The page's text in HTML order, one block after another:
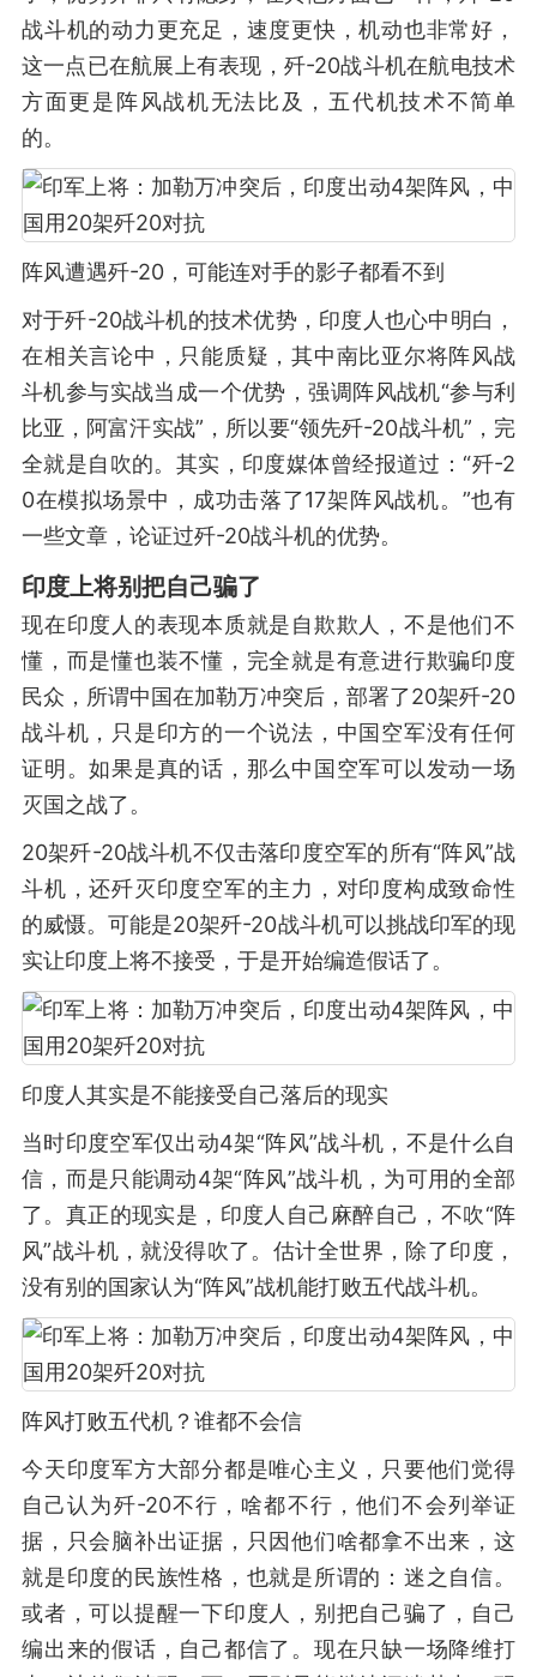
战斗机的动力更充足，速度更快，机动也非常好，
这一点已在航展上有表现，歼-20战斗机在航电技术
方面更是阵风战机无法比及，五代机技术不简单
的。
阵风遭遇歼-20，可能连对手的影子都看不到
对于歼-20战斗机的技术优势，印度人也心中明白，
在相关言论中，只能质疑，其中南比亚尔将阵风战
斗机参与实战当成一个优势，强调阵风战机“参与利
比亚，阿富汗实战”，所以要“领先歼-20战斗机”，完
全就是自吹的。其实，印度媒体曾经报道过：“歼-2
0在模拟场景中，成功击落了17架阵风战机。”也有
一些文章，论证过歼-20战斗机的优势。
印度上将别把自己骗了
现在印度人的表现本质就是自欺欺人，不是他们不
懂，而是懂也装不懂，完全就是有意进行欺骗印度
民众，所谓中国在加勒万冲突后，部署了20架歼-20
战斗机，只是印方的一个说法，中国空军没有任何
证明。如果是真的话，那么中国空军可以发动一场
灭国之战了。
20架歼-20战斗机不仅击落印度空军的所有“阵风”战
斗机，还歼灭印度空军的主力，对印度构成致命性
的威慑。可能是20架歼-20战斗机可以挑战印军的现
实让印度上将不接受，于是开始编造假话了。
印度人其实是不能接受自己落后的现实
当时印度空军仅出动4架“阵风”战斗机，不是什么自
信，而是只能调动4架“阵风”战斗机，为可用的全部
了。真正的现实是，印度人自己麻醉自己，不吹“阵
风”战斗机，就没得吹了。估计全世界，除了印度，
没有别的国家认为“阵风”战机能打败五代战斗机。
阵风打败五代机？谁都不会信
今天印度军方大部分都是唯心主义，只要他们觉得
自己认为歼-20不行，啥都不行，他们不会列举证
据，只会脑补出证据，只因他们啥都拿不出来，这
就是印度的民族性格，也就是所谓的：迷之自信。
或者，可以提醒一下印度人，别把自己骗了，自己
编出来的假话，自己都信了。现在只缺一场降维打